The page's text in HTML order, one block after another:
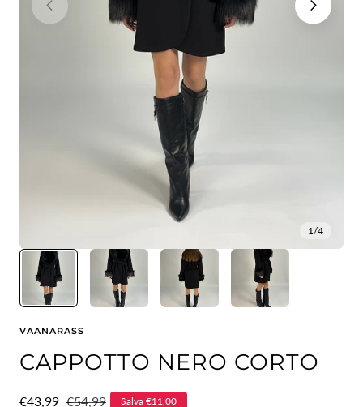
1/4
VAANARASS
CAPPOTTO NERO CORTO
Prezzo
€43,99 Prezzo
€54,99
Salva €11,00